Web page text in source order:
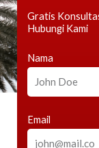
Gratis
Hubungi Kami
Nama
Email